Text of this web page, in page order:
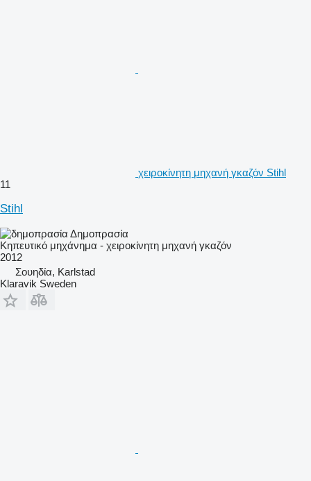
χειροκίνητη μηχανή γκαζόν Stihl
11
Stihl
Δημοπρασία
Κηπευτικό μηχάνημα - χειροκίνητη μηχανή γκαζόν
2012
Σουηδία, Karlstad
Klaravik Sweden